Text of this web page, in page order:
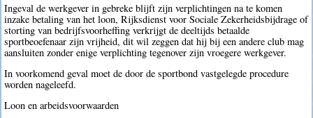
Ingeval de werkgever in gebreke blijft zijn verplichtingen na te komen
inzake betaling van het loon, Rijksdienst voor Sociale Zekerheidsbijdrage of
storting van bedrijfsvoorheffing verkrijgt de deeltijds betaalde
sportbeoefenaar zijn vrijheid, dit wil zeggen dat hij bij een andere club mag
aansluiten zonder enige verplichting tegenover zijn vroegere werkgever.
In voorkomend geval moet de door de sportbond vastgelegde procedure
worden nageleefd.
Loon en arbeidsvoorwaarden